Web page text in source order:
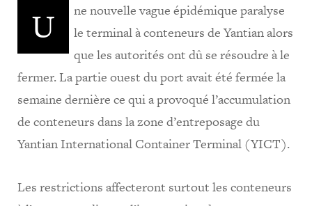
U
ne nouvelle vague épidémique paralyse
le terminal à conteneurs de Yantian alors
que les autorités ont dû se résoudre à le
fermer. La partie ouest du port avait été fermée la
semaine dernière ce qui a provoqué l’accumulation
de conteneurs dans la zone d’entreposage du
Yantian International Container Terminal (YICT).
Les restrictions affecteront surtout les conteneurs